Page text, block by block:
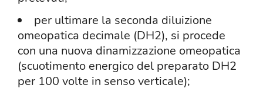
per ultimare la seconda diluizione
omeopatica decimale (DH2), si procede
con una nuova dinamizzazione omeopatica
(scuotimento energico del preparato DH2
per 100 volte in senso verticale);